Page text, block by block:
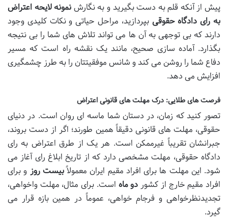
پیش از آنکه قلم به دست بگیرید و به نگارش نمونه لایحه اعتراض
به رای دادگاه حقوقی بپردازید، مراحل حیاتی و نکات کلیدی وجود
دارند که بی توجهی به آن ها می تواند تلاش های شما را بی نتیجه
بگذارد. آماده سازی صحیح، مانند یک نقشه راه است که مسیر
دفاع شما را روشن می کند و شانس موفقیتتان را به طرز چشمگیری
افزایش می دهد.
فرصت های طلایی: درک مهلت های قانونی اعتراض
تصور کنید که زمان، در دستان شما ماسه ای روان است. در دنیای
حقوقی، مهلت های قانونی دقیقاً همین طورند؛ اگر از دست بروند،
جبرانشان تقریباً غیرممکن است. هر یک از طرق اعتراض به رای
دادگاه حقوقی، مهلت مشخصی دارد که از تاریخ ابلاغ رای آغاز می
شود. این مهلت ها برای افراد مقیم ایران معمولاًبیست روز و برای
افراد مقیم خارج از کشور دو ماه است. برای مثال، مهلت واخواهی،
تجدیدنظرخواهی و فرجام خواهی، عموماً در همین بازه قرار می
گیرد.